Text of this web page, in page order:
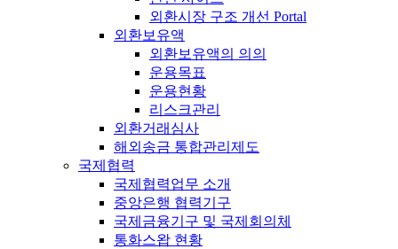
외환시장 구조 개선 Portal
외환보유액
외환보유액의 의의
운용목표
운용현황
리스크관리
외환거래심사
해외송금 통합관리제도
국제협력
국제협력업무 소개
중앙은행 협력기구
국제금융기구 및 국제회의체
통화스왑 현황